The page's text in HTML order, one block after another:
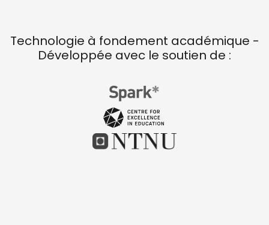
Technologie à fondement académique -
Développée avec le soutien de :